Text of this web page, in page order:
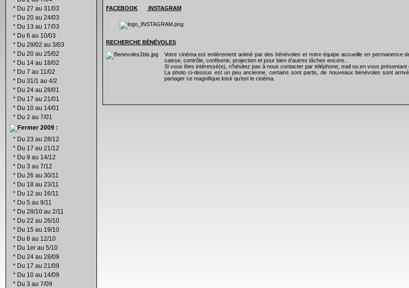
* Du 27 au 31/03
* Du 20 au 24/03
* Du 13 au 17/03
* Du 6 au 10/03
* Du 28/02 au 3/03
* Du 20 au 25/02
* Du 14 au 18/02
* Du 7 au 11/02
* Du 31/1 au 4/2
* Du 24 au 28/01
* Du 17 au 21/01
* Du 10 au 14/01
* Du 2 au 7/01
2009 :
* Du 23 au 28/12
* Du 17 au 21/12
* Du 9 au 14/12
* Du 3 au 7/12
* Du 26 au 30/11
* Du 18 au 23/11
* Du 12 au 16/11
* Du 5 au 9/11
* Du 28/10 au 2/11
* Du 22 au 26/10
* Du 15 au 19/10
* Du 8 au 12/10
* Du 1er au 5/10
* Du 24 au 28/09
* Du 17 au 21/09
* Du 10 au 14/09
* Du 3 au 7/09
FACEBOOK INSTAGRAM
RECHERCHE BÉNÉVOLES
Votre cinéma est entièrement animé par des bénévoles et notre équipe accueille en
caisse, contrôle, confiserie, projection et pour bien d’autres tâches encore...
Si vous êtes intéressé(e), n’hésitez pas à nous contacter par téléphone, mail ou en vous
La photo ci-dessus est un peu ancienne, certains sont partis, de nouveaux bénévoles sont
partager ce magnifique loisir qu'est le cinéma.